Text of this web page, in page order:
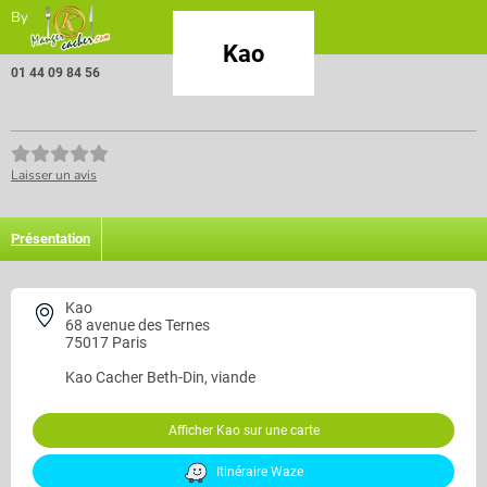
By
Kao
01 44 09 84 56
Laisser un avis
Présentation
Kao
68 avenue des Ternes
75017 Paris
KaoCacher Beth-Din, viande
Afficher Kao sur une carte
Itinéraire Waze